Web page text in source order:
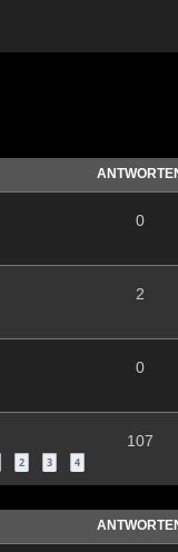
0
2
0
2 3 4
107